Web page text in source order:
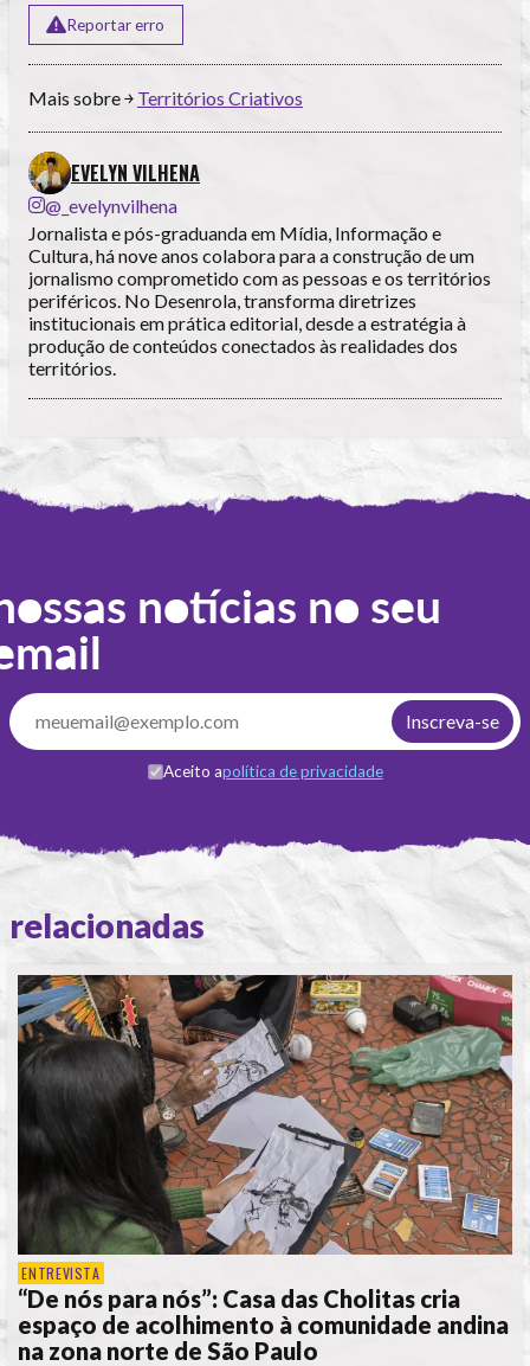
Reportar erro
Mais sobre ￫ Territórios Criativos
EVELYN VILHENA
@_evelynvilhena
Jornalista e pós-graduanda em Mídia, Informação e
Cultura, há nove anos colabora para a construção de um
jornalismo comprometido com as pessoas e os territórios
periféricos. No Desenrola, transforma diretrizes
institucionais em prática editorial, desde a estratégia à
produção de conteúdos conectados às realidades dos
territórios.
notícias no seu
Aceito apolítica de privacidade
relacionadas
ENTREVISTA
“De nós para nós”: Casa das Cholitas cria
espaço de acolhimento à comunidade andina
na zona norte de São Paulo